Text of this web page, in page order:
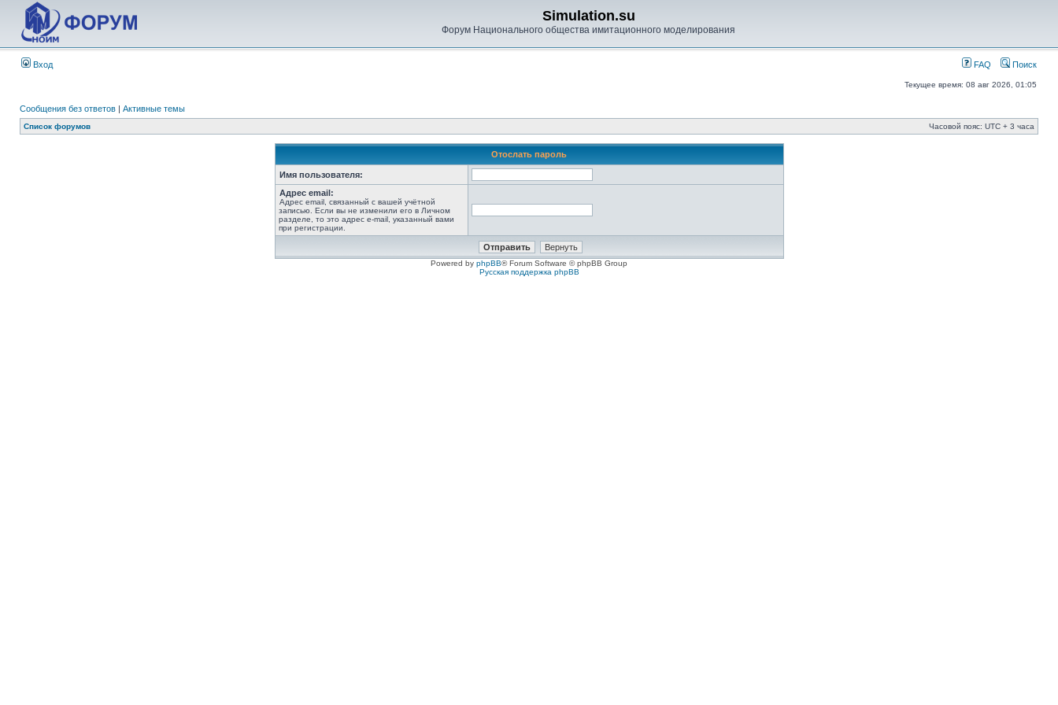
Simulation.su
Форум Национального общества имитационного моделирования
Вход FAQ Поиск
Текущее время: 08 авг 2026, 01:05
Сообщения без ответов | Активные темы
Список форумов Часовой пояс: UTC + 3 часа
Отослать пароль
Имя пользователя:
Адрес email:
Адрес email, связанный с вашей учётной
записью. Если вы не изменили его в Личном
разделе, то это адрес e-mail, указанный вами
при регистрации.
Powered by phpBB® Forum Software © phpBB Group
Русская поддержка phpBB